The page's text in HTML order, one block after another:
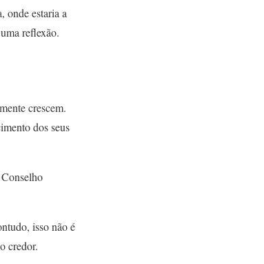
onde estaria a
reflexão.
crescem.
dos seus
isso não é
credor.